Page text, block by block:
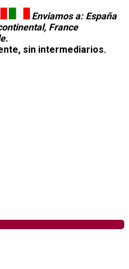
Enviamos a: España
France
sin intermediarios.